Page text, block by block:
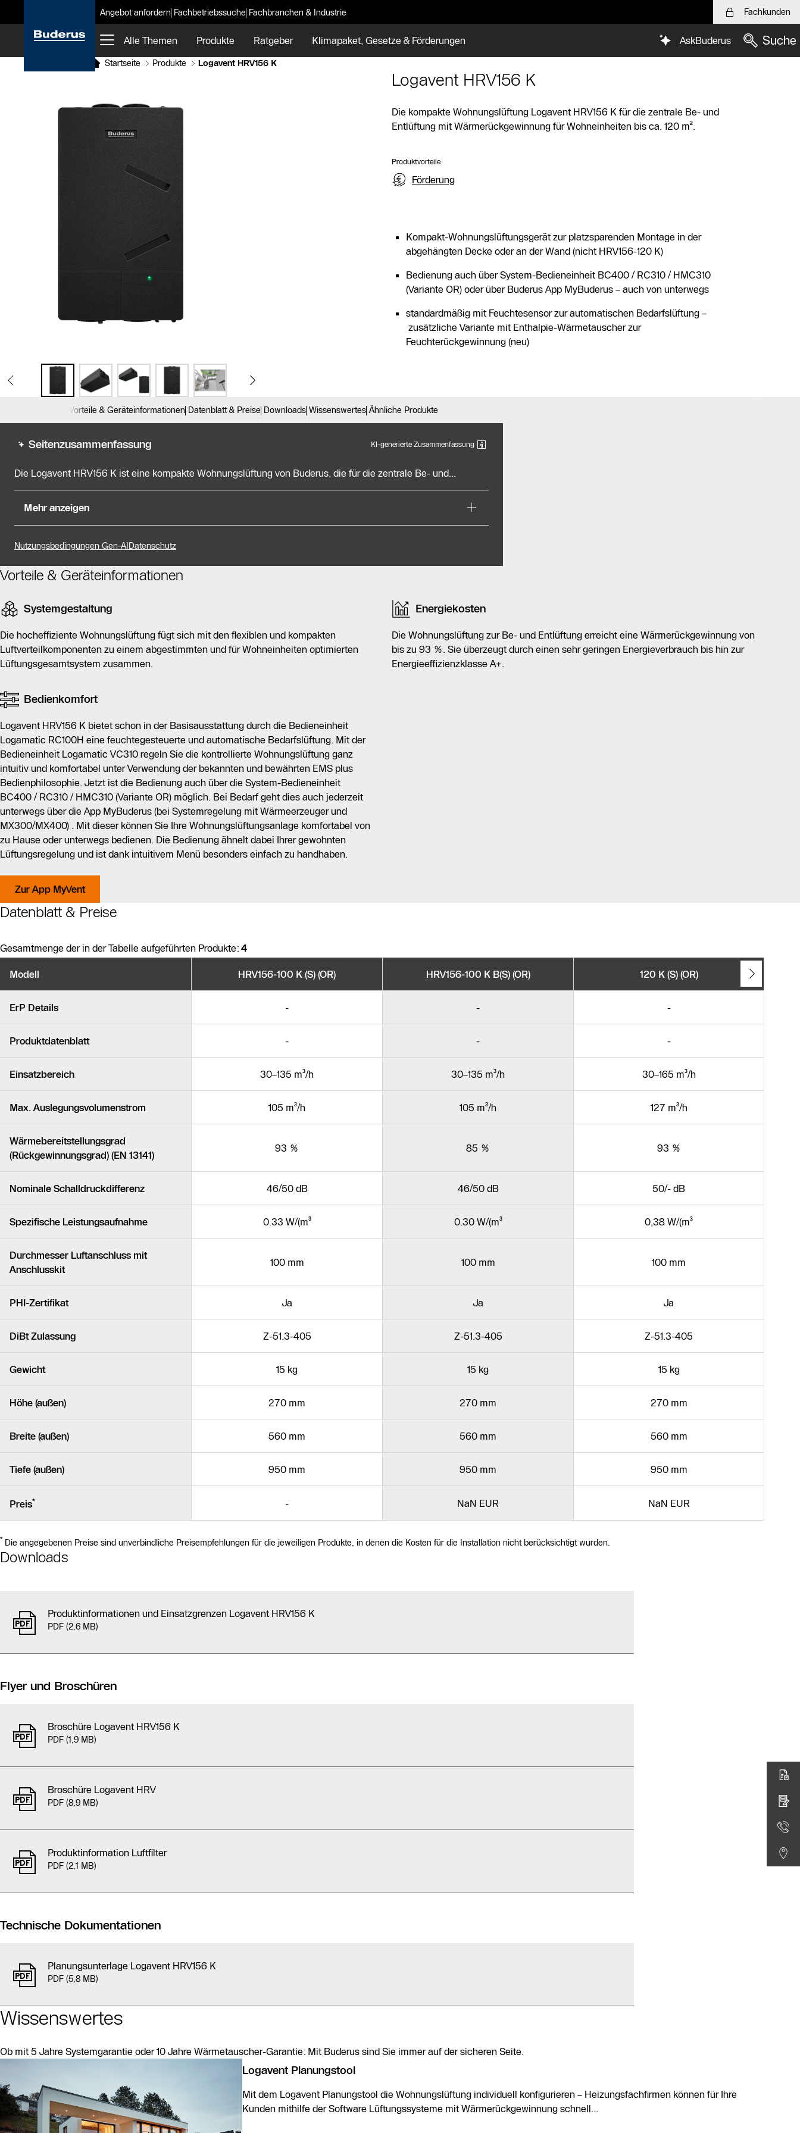
Angebot anfordern Fachbetriebssuche Fachbranchen & Industrie Fachkunden
Alle Themen Produkte Ratgeber Klimapaket, Gesetze & Förderungen AskBuderus Suche
Startseite Produkte Logavent HRV156 K
Logavent HRV156 K
Die kompakte Wohnungslüftung Logavent HRV156 K für die zentrale Be- und
Entlüftung mit Wärmerückgewinnung für Wohneinheiten bis ca. 120 m².
Produktvorteile
Förderung
Kompakt-Wohnungslüftungsgerät zur platzsparenden Montage in der
abgehängten Decke oder an der Wand (nicht HRV156-120 K)
Bedienung auch über System-Bedieneinheit BC400 / RC310 / HMC310
(Variante OR) oder über Buderus App MyBuderus – auch von unterwegs
standardmäßig mit Feuchtesensor zur automatischen Bedarfslüftung –
zusätzliche Variante mit Enthalpie-Wärmetauscher zur
Feuchterückgewinnung (neu)
Vorteile & Geräteinformationen Datenblatt & Preise Downloads Wissenswertes Ähnliche Produkte
Seitenzusammenfassung KI-generierte Zusammenfassung
Die Logavent HRV156 K ist eine kompakte Wohnungslüftung von Buderus, die für die zentrale Be- und...
Entlüftung mit Wärmerückgewinnung in Wohneinheiten bis ca. 120 m² konzipiert ist. Sie eignet sich für
verschiedene Objekt-Typen, darunter Mehrfamilienhäuser, Gewerbe und Einfamilienhäuser. Die hocheffiziente
Anlage erreicht eine Wärmerückgewinnung von bis zu 93 % und hat einen sehr geringen Energieverbrauch,
was ihr die Energieeffizienzklasse A+ einbringt.
Die Basisausstattung umfasst die Bedieneinheit Logamatic RC100H, die eine feuchtegesteuerte und
Verfügung, die eine komfortable Regelung der Wohnungslüftung bietet. Zudem kann die Anlage über die
werden.
Die Bedienung über die App MyVent ermöglicht eine einfache Handhabung und ähnelt der gewohnten
Mehr anzeigen
Nutzungsbedingungen Gen-AIDatenschutz
Vorteile & Geräteinformationen
Systemgestaltung
Die hocheffiziente Wohnungslüftung fügt sich mit den flexiblen und kompakten
Luftverteilkomponenten zu einem abgestimmten und für Wohneinheiten optimierten
Lüftungsgesamtsystem zusammen.
Energiekosten
Die Wohnungslüftung zur Be- und Entlüftung erreicht eine Wärmerückgewinnung von
bis zu 93 %. Sie überzeugt durch einen sehr geringen Energieverbrauch bis hin zur
Energieeffizienzklasse A+.
Bedienkomfort
Logavent HRV156 K bietet schon in der Basisausstattung durch die Bedieneinheit
Logamatic RC100H eine feuchtegesteuerte und automatische Bedarfslüftung. Mit der
Bedieneinheit Logamatic VC310 regeln Sie die kontrollierte Wohnungslüftung ganz
intuitiv und komfortabel unter Verwendung der bekannten und bewährten EMS plus
Bedienphilosophie. Jetzt ist die Bedienung auch über die System-Bedieneinheit
BC400 / RC310 / HMC310 (Variante OR) möglich. Bei Bedarf geht dies auch jederzeit
unterwegs über die App MyBuderus (bei Systemregelung mit Wärmeerzeuger und
MX300/MX400) . Mit dieser können Sie Ihre Wohnungslüftungsanlage komfortabel von
zu Hause oder unterwegs bedienen. Die Bedienung ähnelt dabei Ihrer gewohnten
Lüftungsregelung und ist dank intuitivem Menü besonders einfach zu handhaben.
Zur App MyVent
Datenblatt & Preise
Gesamtmenge der in der Tabelle aufgeführten Produkte: 4
Modell HRV156-100 K (S) (OR) HRV156-100 K B(S) (OR) 120 K (S) (OR)
ErP Details - - -
Produktdatenblatt - - -
Einsatzbereich 30–135 m³/h 30–135 m³/h 30–165 m³/h
Max. Auslegungsvolumenstrom 105 m³/h 105 m³/h 127 m³/h
Wärmebereitstellungsgrad
(Rückgewinnungsgrad) (EN 13141)
93 % 85 % 93 %
Nominale Schalldruckdifferenz 46/50 dB 46/50 dB 50/- dB
Spezifische Leistungsaufnahme 0.33 W/(m³ 0.30 W/(m³ 0,38 W/(m³
Durchmesser Luftanschluss mit
Anschlusskit
100 mm 100 mm 100 mm
PHI-Zertifikat Ja Ja Ja
DiBt Zulassung Z-51.3-405 Z-51.3-405 Z-51.3-405
Gewicht 15 kg 15 kg 15 kg
Höhe (außen) 270 mm 270 mm 270 mm
Breite (außen) 560 mm 560 mm 560 mm
Tiefe (außen) 950 mm 950 mm 950 mm
Preis* - NaN EUR NaN EUR
* Die angegebenen Preise sind unverbindliche Preisempfehlungen für die jeweiligen Produkte, in denen die Kosten für die Installation nicht berücksichtigt wurden.
Downloads
Produktinformationen und Einsatzgrenzen Logavent HRV156 K
PDF (2,6 MB)
Flyer und Broschüren
Broschüre Logavent HRV156 K
PDF (1,9 MB)
Broschüre Logavent HRV
PDF (8,9 MB)
Produktinformation Luftfilter
PDF (2,1 MB)
Technische Dokumentationen
Planungsunterlage Logavent HRV156 K
PDF (5,8 MB)
Wissenswertes
Ob mit 5 Jahre Systemgarantie oder 10 Jahre Wärmetauscher-Garantie: Mit Buderus sind Sie immer auf der sicheren Seite.
Slider Bildergalerie
Als Liste anzeigen
Logavent Planungstool
Mit dem Logavent Planungstool die Wohnungslüftung individuell konfigurieren – Heizungsfachfirmen können für Ihre
Kunden mithilfe der Software Lüftungssysteme mit Wärmerückgewinnung schnell...